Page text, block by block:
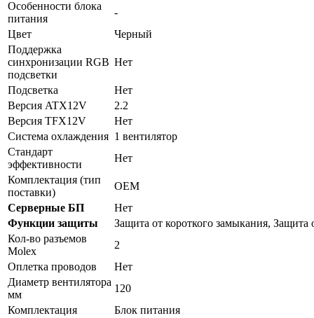
Особенности блока
питания
-
Цвет
Черный
Поддержка
синхронизации RGB
подсветки
Нет
Подсветка
Нет
Версия ATX12V
2.2
Версия TFX12V
Нет
Система охлаждения 1 вентилятор
Стандарт
эффективности
Нет
Комплектация (тип
поставки)
OEM
Серверные БП
Нет
Функции защиты
Защита от короткого замыкания, Защита
Кол-во разъемов
Molex
2
Оплетка проводов
Нет
Диаметр вентилятора
мм
120
Комплектация
Блок питания